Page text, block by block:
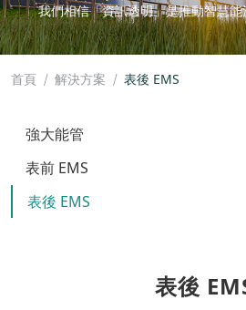
我們相信「資訊透明」是推動智慧
首頁 解決方案 表後 EMS
強大能管
表前 EMS
表後 EMS
表後